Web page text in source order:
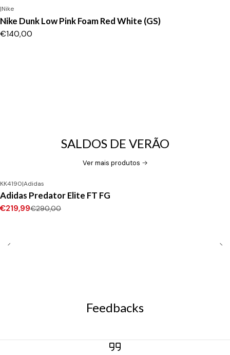
|Nike
Nike Dunk Low Pink Foam Red White (GS)
€140,00
SALDOS DE VERÃO
Ver mais produtos
-24%DESCONTO
Novo
KK4190|Adidas
Adidas Predator Elite FT FG
€219,99€290,00
Feedbacks